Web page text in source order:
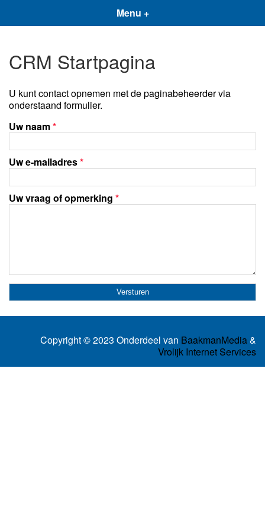
Menu +
CRM Startpagina
U kunt contact opnemen met de paginabeheerder via
onderstaand formulier.
Uw naam*
Uw e-mailadres*
Uw vraag of opmerking *
Copyright © 2023 Onderdeel van BaakmanMedia&
Vrolijk Internet Services